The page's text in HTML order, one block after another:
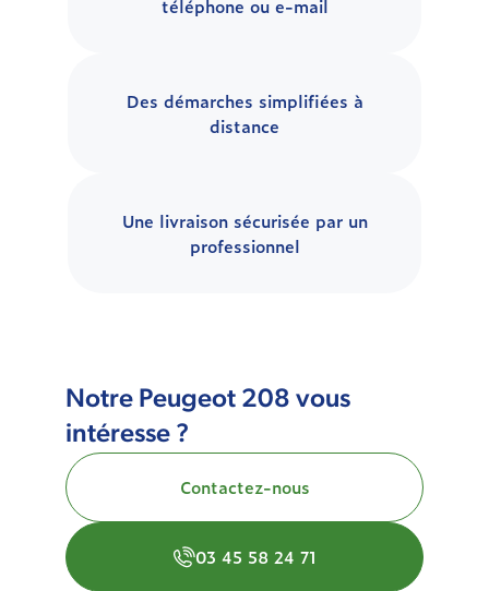
téléphone ou e-mail
Des démarches simplifiées à
distance
Une livraison sécurisée par un
professionnel
Notre Peugeot 208 vous
intéresse ?
Contactez-nous
03 45 58 24 71